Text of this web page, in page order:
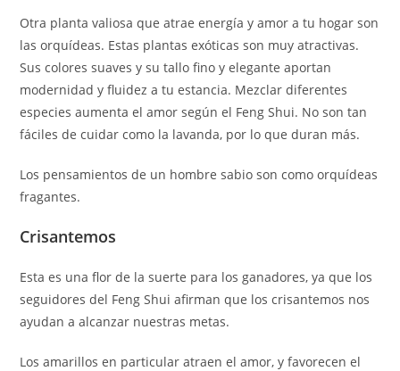
Otra planta valiosa que atrae energía y amor a tu hogar son
las orquídeas. Estas plantas exóticas son muy atractivas.
Sus colores suaves y su tallo fino y elegante aportan
modernidad y fluidez a tu estancia. Mezclar diferentes
especies aumenta el amor según el Feng Shui. No son tan
fáciles de cuidar como la lavanda, por lo que duran más.
Los pensamientos de un hombre sabio son como orquídeas
fragantes.
Crisantemos
Esta es una flor de la suerte para los ganadores, ya que los
seguidores del Feng Shui afirman que los crisantemos nos
ayudan a alcanzar nuestras metas.
Los amarillos en particular atraen el amor, y favorecen el